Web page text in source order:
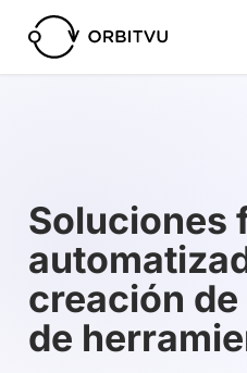
Soluciones
creación
de